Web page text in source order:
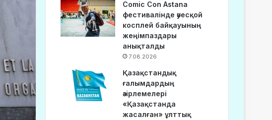
Comic Con Astana
фестивалінде әуесқой
косплей байқауының
жеңімпаздары
анықталды
7.08.2026
Қазақстандық
ғалымдардың
әзірлемелері
«Қазақстанда
жасалған» ұлттық